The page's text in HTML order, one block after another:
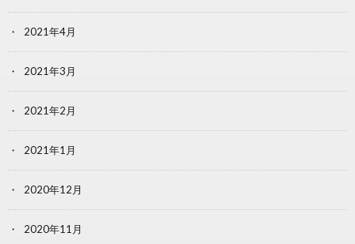
2021年4月
2021年3月
2021年2月
2021年1月
2020年12月
2020年11月